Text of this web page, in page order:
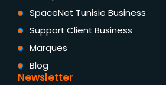
SpaceNet Tunisie Business
Support Client Business
Marques
Blog
Newsletter